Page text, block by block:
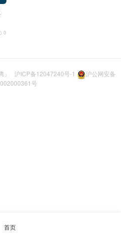
0
沪ICP备12047240号-1
沪公网安备
号
首页